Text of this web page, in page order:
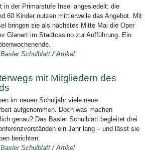
in der Primarstufe Insel angesiedelt: die
60 Kinder nutzen mittlerweile das Angebot. Mit
bringen sie als nächstes Mitte Mai die Oper
Glanert im Stadtcasino zur Aufführung. Ein
Basler Schulblatt /Artikel
mit Mitgliedern des
im neuen Schuljahr viele neue
aufgenommen. Doch was machen
genau? Das Basler Schulblatt begleitet drei
ein Jahr lang – und lässt sie
berichten.
Basler Schulblatt /Artikel